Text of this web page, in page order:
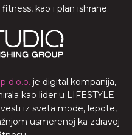
kao i plan ishrane.
d.o.o. je digital kompanija,
kao lider u LIFESTYLE
iz sveta mode, lepote,
usmerenoj ka zdravoj